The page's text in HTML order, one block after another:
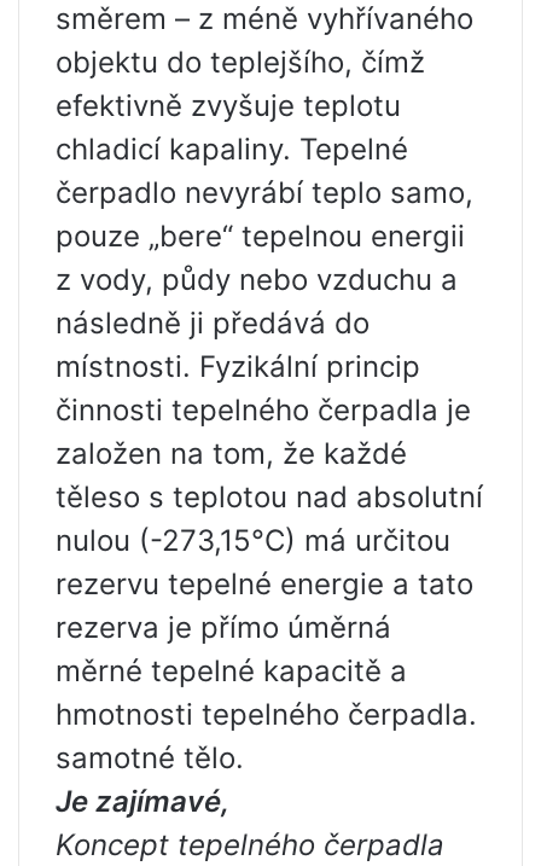
směrem – z méně vyhřívaného
objektu do teplejšího, čímž
efektivně zvyšuje teplotu
chladicí kapaliny. Tepelné
čerpadlo nevyrábí teplo samo,
pouze „bere“ tepelnou energii
z vody, půdy nebo vzduchu a
následně ji předává do
místnosti. Fyzikální princip
činnosti tepelného čerpadla je
založen na tom, že každé
těleso s teplotou nad absolutní
nulou (-273,15°C) má určitou
rezervu tepelné energie a tato
rezerva je přímo úměrná
měrné tepelné kapacitě a
hmotnosti tepelného čerpadla.
samotné tělo.
Je zajímavé,
Koncept tepelného čerpadla